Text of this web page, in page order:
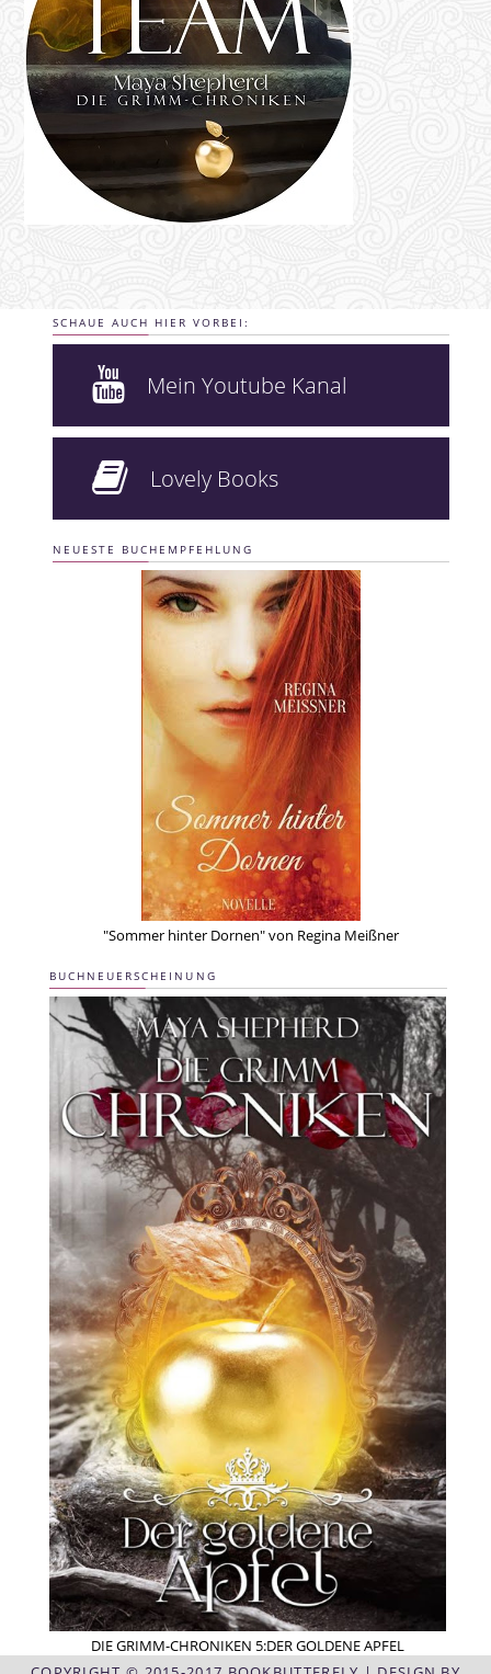
SCHAUE AUCH HIER VORBEI:
Mein Youtube Kanal
Lovely Books
NEUESTE BUCHEMPFEHLUNG
"Sommer hinter Dornen" von Regina Meißner
BUCHNEUERSCHEINUNG
DIE GRIMM-CHRONIKEN 5:DER GOLDENE APFEL